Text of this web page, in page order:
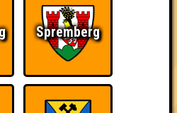
Spremberg